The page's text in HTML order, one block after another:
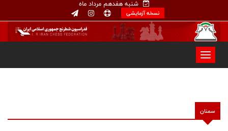
شنبه هفدهم مرداد ماه
نسخه آزمایشی
سمنان